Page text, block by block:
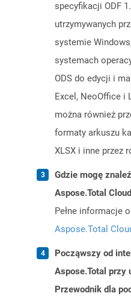
specyfikacji ODF
utrzymywanych
systemie
systemach
ODS do edycji i
Excel, NeoOffice i
można również
formaty arkuszu
XLSX i inne przez
Gdzie mogę
Aspose.Total
Pełne informacje
Aspose.Total
Począwszy od
Aspose.Total przy
Przewodnik dla